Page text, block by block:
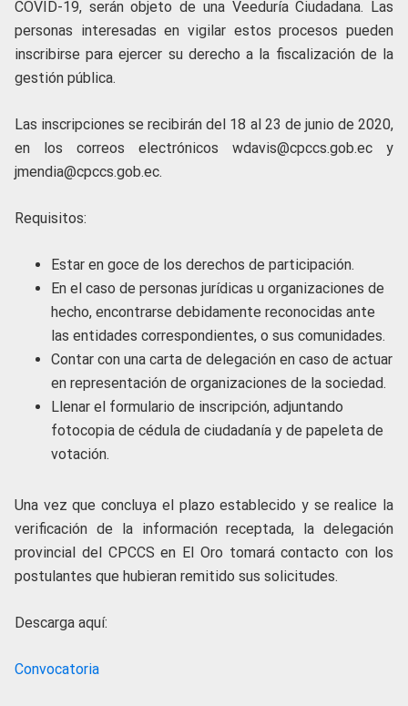
COVID-19, serán objeto de una Veeduría Ciudadana. Las
personas interesadas en vigilar estos procesos pueden
inscribirse para ejercer su derecho a la fiscalización de la
gestión pública.
Las inscripciones se recibirán del 18 al 23 de junio de 2020,
en los correos electrónicos wdavis@cpccs.gob.ec y
jmendia@cpccs.gob.ec.
Requisitos:
Estar en goce de los derechos de participación.
En el caso de personas jurídicas u organizaciones de
hecho, encontrarse debidamente reconocidas ante
las entidades correspondientes, o sus comunidades.
Contar con una carta de delegación en caso de actuar
en representación de organizaciones de la sociedad.
Llenar el formulario de inscripción, adjuntando
fotocopia de cédula de ciudadanía y de papeleta de
votación.
Una vez que concluya el plazo establecido y se realice la
verificación de la información receptada, la delegación
provincial del CPCCS en El Oro tomará contacto con los
postulantes que hubieran remitido sus solicitudes.
Descarga aquí:
Convocatoria